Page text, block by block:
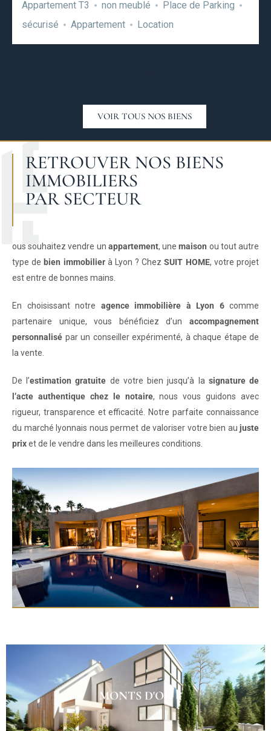
Appartement T3 non meublé
Place de Parking
sécurisé
Appartement Location
VOIR TOUS NOS BIENS
RETROUVER NOS BIENS
IMMOBILIERS
PAR SECTEUR
ous souhaitez vendre un appartement, unemaison ou tout autre
type de bien immobilierà Lyon ? ChezSUIT HOME, votre projet
est entre de bonnes mains.
En choisissant notre agence immobilière à Lyon 6comme
partenaire unique, vous bénéficiez d’un accompagnement
personnalisé par un conseiller expérimenté, à chaque étape de
la vente.
De l’estimation gratuite de votre bien jusqu’à la signature de
l’acte authentique chez le notaire, nous vous guidons avec
rigueur, transparence et efficacité. Notre parfaite connaissance
du marché lyonnais nous permet de valoriser votre bien au juste
prixet de le vendre dans les meilleures conditions.
MONTS D'OR